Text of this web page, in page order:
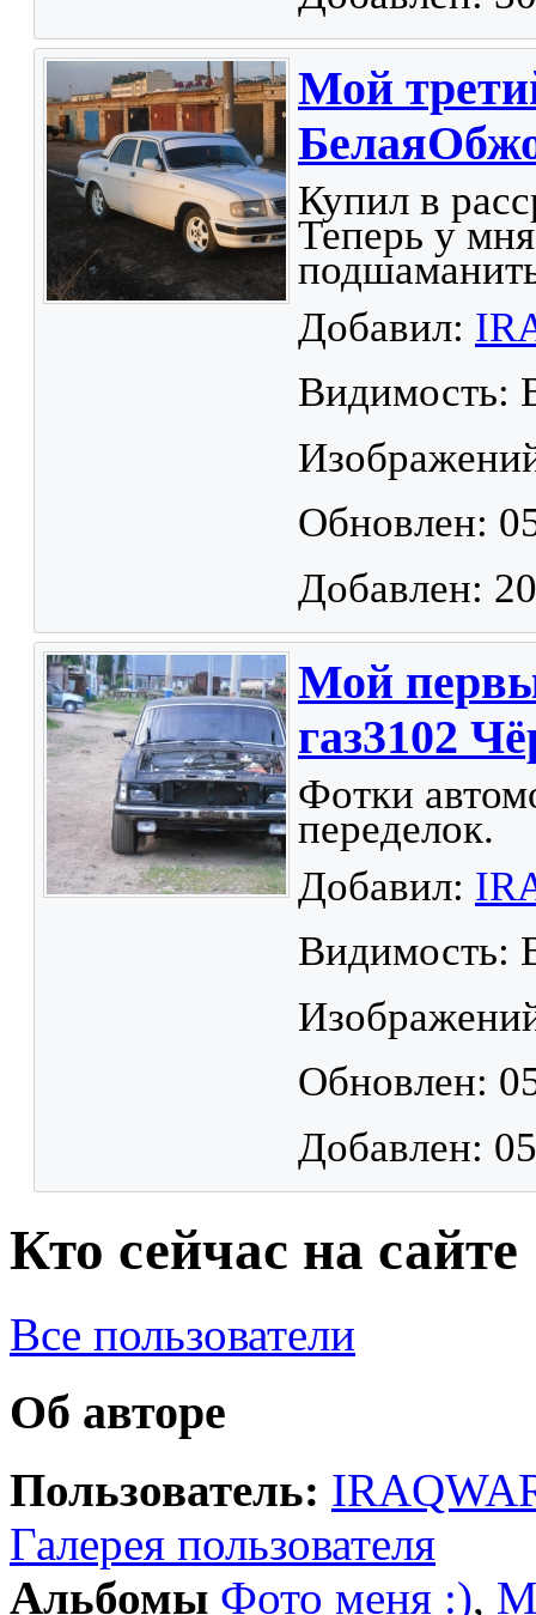
Мой
Купил в
Теперь у
Добавил:
Видимость:
Обновлен:
Добавлен:
Мой
газ3102
Фотки
переделок.
Добавил:
Видимость:
Обновлен:
Добавлен:
Кто сейчас на сайте
Все пользователи
Об авторе
Пользователь:
Галерея пользователя
Альбомы Фото меня :),